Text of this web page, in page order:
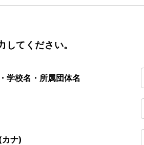
してください。
学校名・所属団体名
ナ)